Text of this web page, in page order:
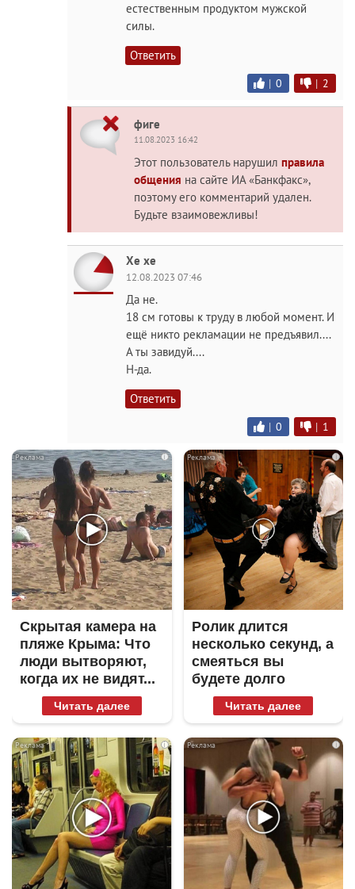
естественным продуктом мужской
силы.
Ответить
| 0 | 2
фиге
11.08.2023 16:42
Этот пользователь нарушил правила
общения на сайте ИА «Банкфакс»,
поэтому его комментарий удален.
Будьте взаимовежливы!
Хе хе
12.08.2023 07:46
Да не.
18 см готовы к труду в любой момент. И
ещё никто рекламации не предъявил....
А ты завидуй....
Н-да.
Ответить
| 0 | 1
i
Скрытая камера на
пляже Крыма: Что
люди вытворяют,
когда их не видят...
Читать далее
i
Ролик длится
несколько секунд, а
смеяться вы
будете долго
Читать далее
i i